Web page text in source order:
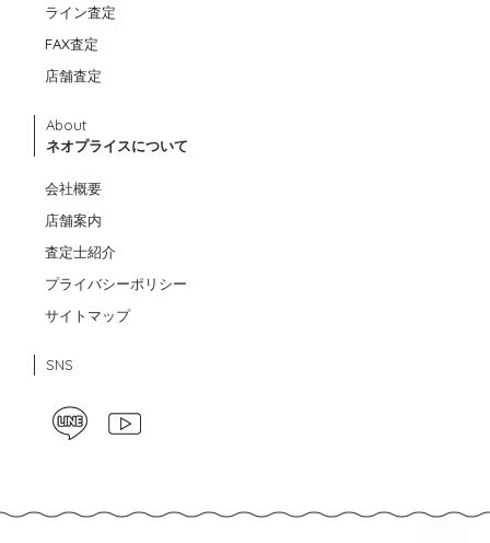
ライン査定
FAX査定
店舗査定
About
ネオプライスについて
会社概要
店舗案内
査定士紹介
プライバシーポリシー
サイトマップ
SNS